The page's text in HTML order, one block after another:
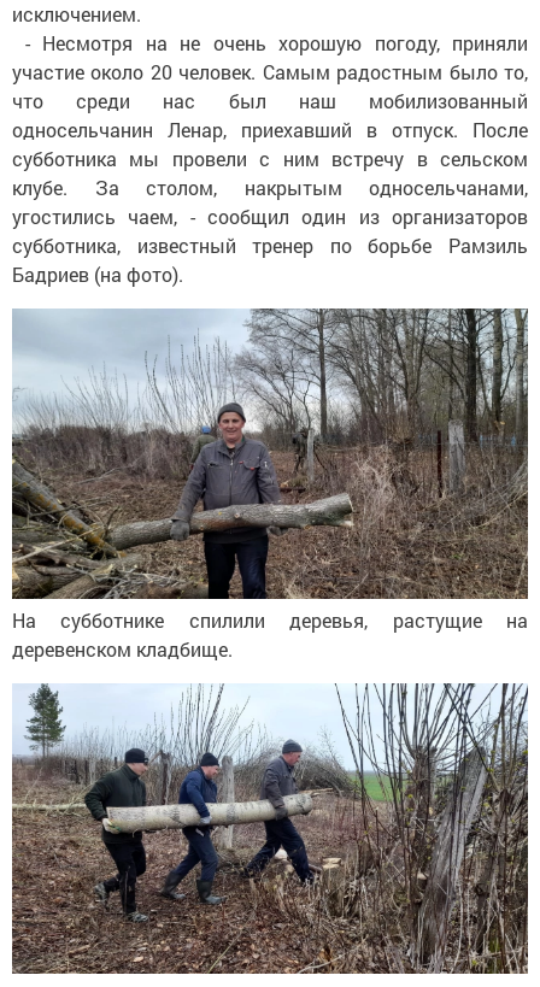
исключением.
- Несмотря на не очень хорошую погоду, приняли
участие около 20 человек. Самым радостным было то,
что среди нас был наш мобилизованный
односельчанин Ленар, приехавший в отпуск. После
субботника мы провели с ним встречу в сельском
клубе. За столом, накрытым односельчанами,
угостились чаем, - сообщил один из организаторов
субботника, известный тренер по борьбе Рамзиль
Бадриев (на фото).
На субботнике спилили деревья, растущие на
деревенском кладбище.